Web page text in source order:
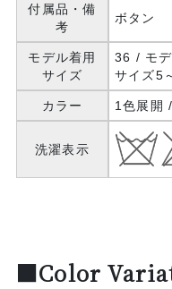
付属品・備
考
ボタン
モデル着用
サイズ
36 / モ
サイズ5
カラー 1色展開
洗濯表示
■Color